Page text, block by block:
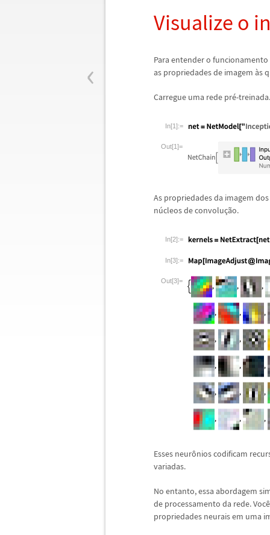
‹
Visualize o
Para entender o
as propriedades de imagem às
Carregue uma rede pré-treinada.
In[1]:=
Out[1]=
As propriedades da imagem
núcleos de convolução.
In[2]:=
In[3]:=
Out[3]=
Esses neurônios codificam
variadas.
No entanto, essa abordagem
de processamento da rede. Você
propriedades neurais em uma